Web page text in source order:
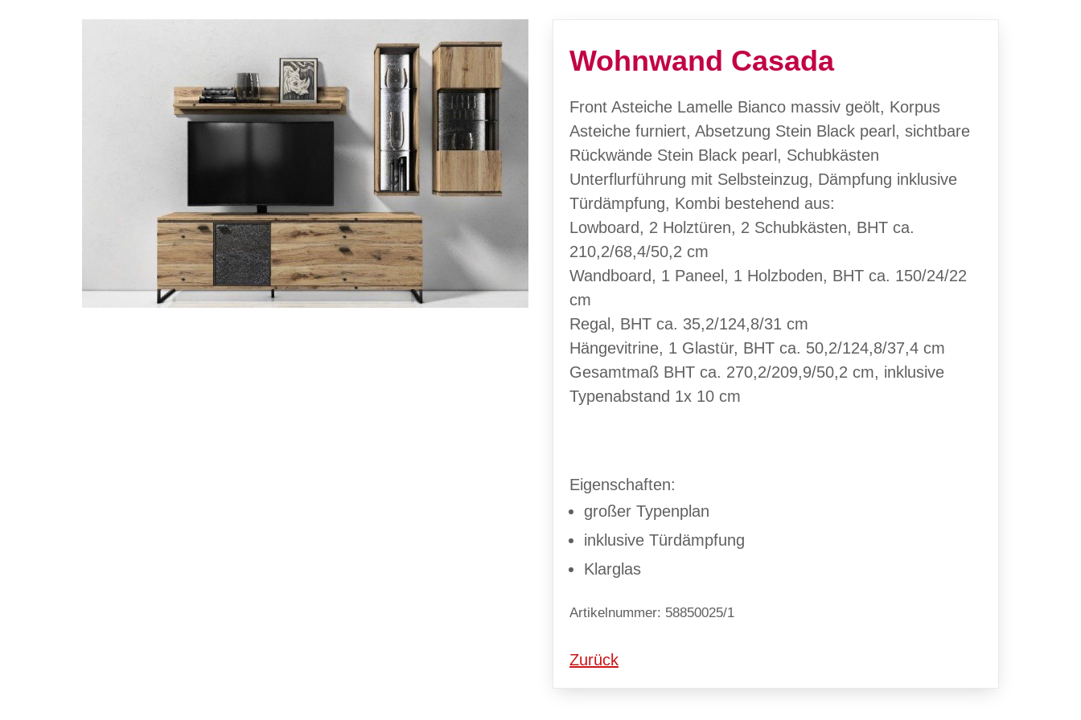
Wohnwand Casada
Front Asteiche Lamelle Bianco massiv geölt, Korpus
Asteiche furniert, Absetzung Stein Black pearl, sichtbare
Rückwände Stein Black pearl, Schubkästen
Unterflurführung mit Selbsteinzug, Dämpfung inklusive
Türdämpfung, Kombi bestehend aus:
Lowboard, 2 Holztüren, 2 Schubkästen, BHT ca.
210,2/68,4/50,2 cm
Wandboard, 1 Paneel, 1 Holzboden, BHT ca. 150/24/22
cm
Regal, BHT ca. 35,2/124,8/31 cm
Hängevitrine, 1 Glastür, BHT ca. 50,2/124,8/37,4 cm
Gesamtmaß BHT ca. 270,2/209,9/50,2 cm, inklusive
Typenabstand 1x 10 cm
Eigenschaften:
großer Typenplan
inklusive Türdämpfung
Klarglas
Artikelnummer: 58850025/1
Zurück